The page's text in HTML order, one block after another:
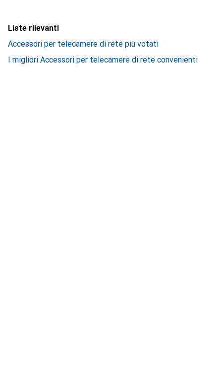
Liste rilevanti
Accessori per telecamere di rete più votati
I migliori Accessori per telecamere di rete convenienti